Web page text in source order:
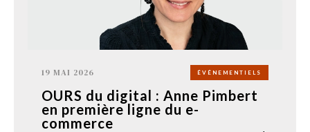
19 MAI 2026 ÉVÉNEMENTIELS
OURS du digital : Anne Pimbert
en première ligne du e-
commerce